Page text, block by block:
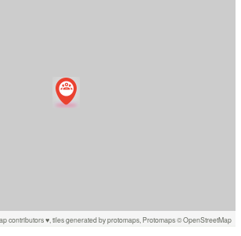
contributors ♥, tiles generated by protomaps Protomaps©OpenStreetMap